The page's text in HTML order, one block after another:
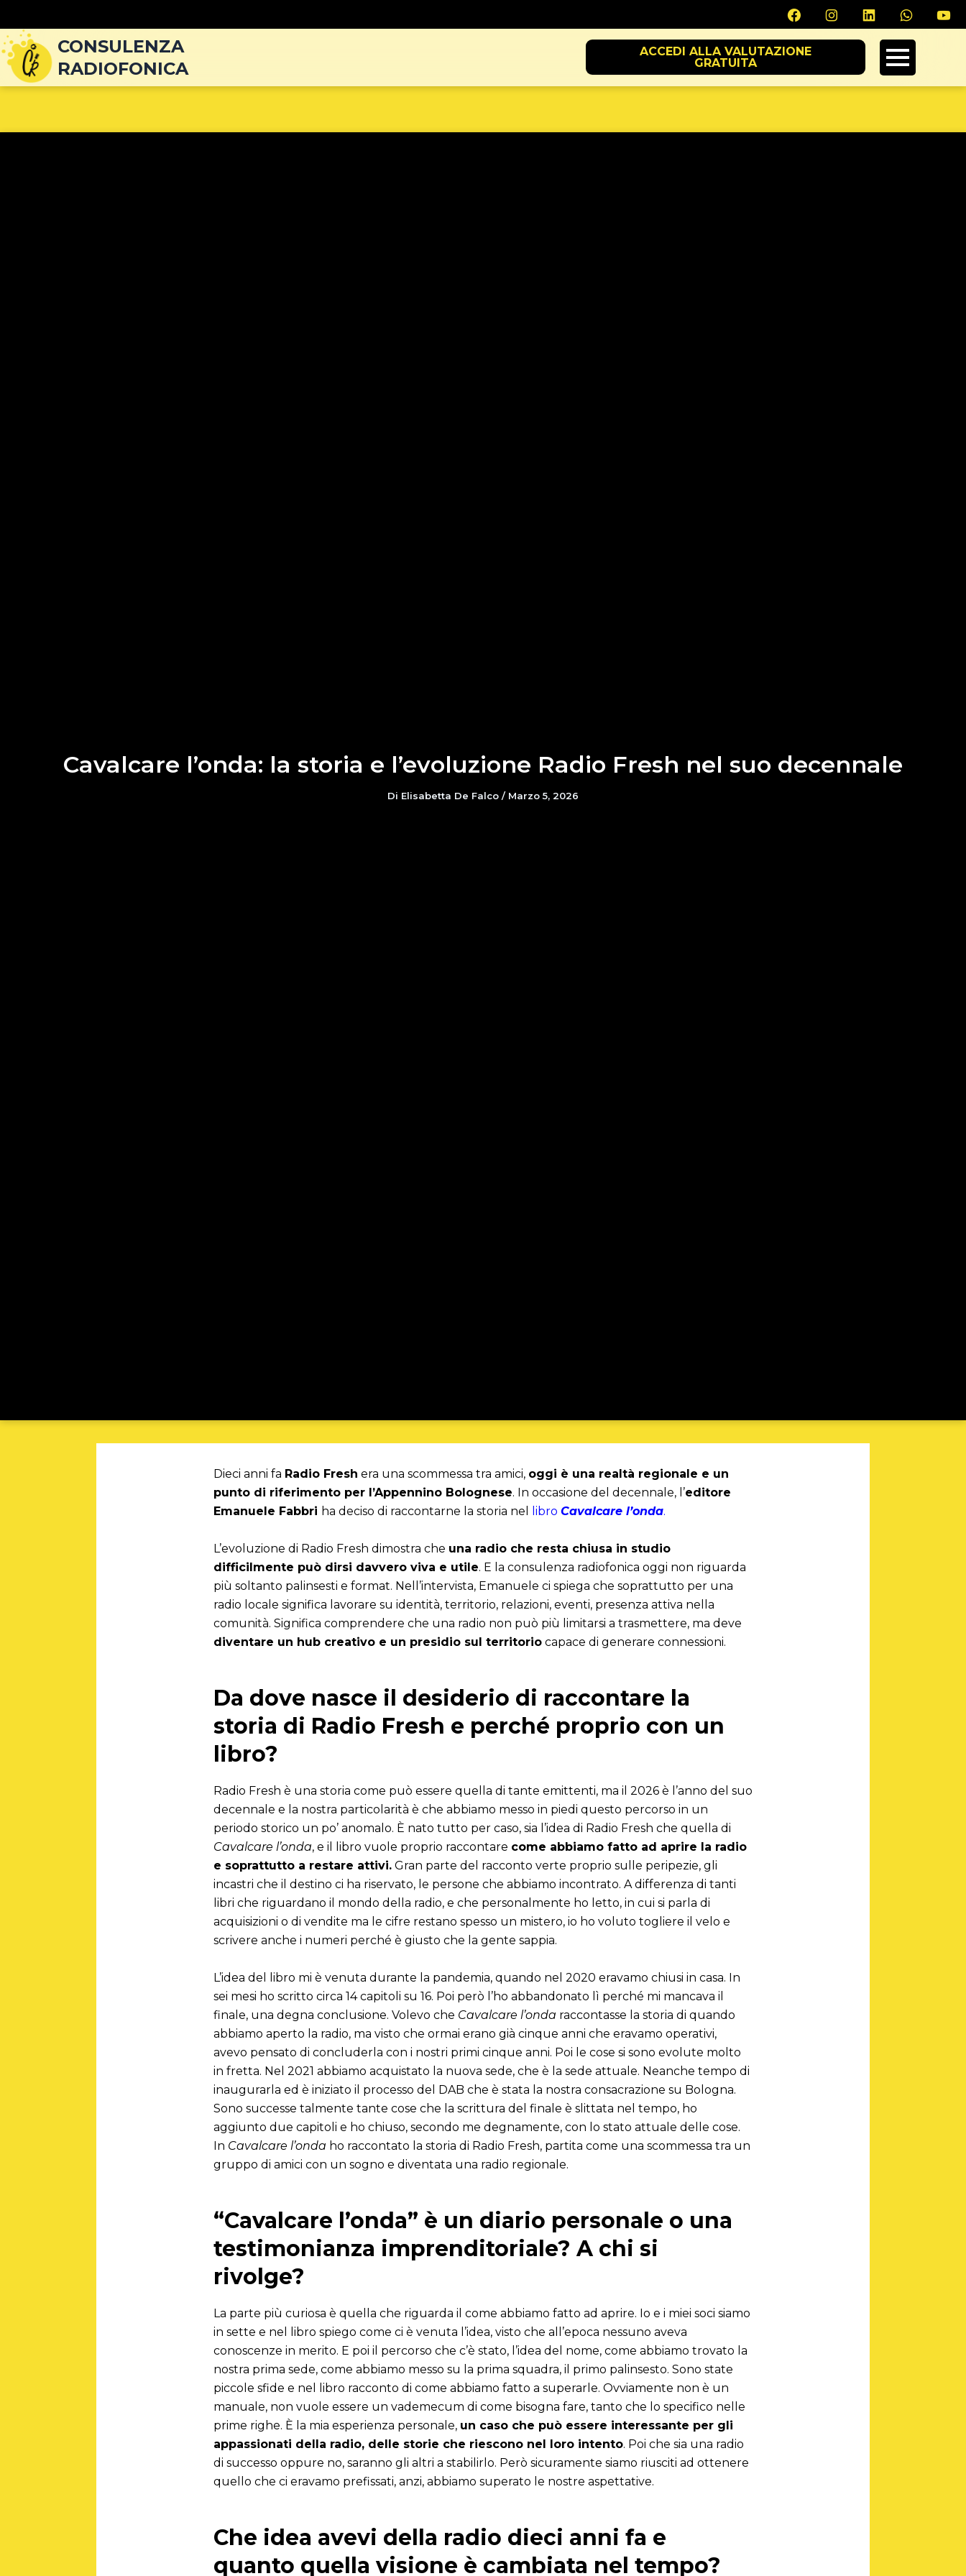
CONSULENZA
RADIOFONICA
ACCEDI ALLA VALUTAZIONE
GRATUITA
Cavalcare l’onda: la storia e l’evoluzione Radio Fresh nel suo decennale
Di Elisabetta De Falco / Marzo 5, 2026
Dieci anni fa Radio Fresh era una scommessa tra amici, oggi è una realtà regionale e un
punto di riferimento per l’Appennino Bolognese. In occasione del decennale, l’editore
Emanuele Fabbri ha deciso di raccontarne la storia nel libro Cavalcare l’onda.
L’evoluzione di Radio Fresh dimostra che una radio che resta chiusa in studio
difficilmente può dirsi davvero viva e utile. E la consulenza radiofonica oggi non riguarda
più soltanto palinsesti e format. Nell’intervista, Emanuele ci spiega che soprattutto per una
radio locale significa lavorare su identità, territorio, relazioni, eventi, presenza attiva nella
comunità. Significa comprendere che una radio non può più limitarsi a trasmettere, ma deve
diventare un hub creativo e un presidio sul territorio capace di generare connessioni.
Da dove nasce il desiderio di raccontare la
storia di Radio Fresh e perché proprio con un
libro?
Radio Fresh è una storia come può essere quella di tante emittenti, ma il 2026 è l’anno del suo
decennale e la nostra particolarità è che abbiamo messo in piedi questo percorso in un
periodo storico un po’ anomalo. È nato tutto per caso, sia l’idea di Radio Fresh che quella di
Cavalcare l’onda, e il libro vuole proprio raccontare come abbiamo fatto ad aprire la radio
e soprattutto a restare attivi. Gran parte del racconto verte proprio sulle peripezie, gli
incastri che il destino ci ha riservato, le persone che abbiamo incontrato. A differenza di tanti
libri che riguardano il mondo della radio, e che personalmente ho letto, in cui si parla di
acquisizioni o di vendite ma le cifre restano spesso un mistero, io ho voluto togliere il velo e
scrivere anche i numeri perché è giusto che la gente sappia.
L’idea del libro mi è venuta durante la pandemia, quando nel 2020 eravamo chiusi in casa. In
sei mesi ho scritto circa 14 capitoli su 16. Poi però l’ho abbandonato lì perché mi mancava il
finale, una degna conclusione. Volevo che Cavalcare l’onda raccontasse la storia di quando
abbiamo aperto la radio, ma visto che ormai erano già cinque anni che eravamo operativi,
avevo pensato di concluderla con i nostri primi cinque anni. Poi le cose si sono evolute molto
in fretta. Nel 2021 abbiamo acquistato la nuova sede, che è la sede attuale. Neanche tempo di
inaugurarla ed è iniziato il processo del DAB che è stata la nostra consacrazione su Bologna.
Sono successe talmente tante cose che la scrittura del finale è slittata nel tempo, ho
aggiunto due capitoli e ho chiuso, secondo me degnamente, con lo stato attuale delle cose.
In Cavalcare l’onda ho raccontato la storia di Radio Fresh, partita come una scommessa tra un
gruppo di amici con un sogno e diventata una radio regionale.
“Cavalcare l’onda” è un diario personale o una
testimonianza imprenditoriale? A chi si
rivolge?
La parte più curiosa è quella che riguarda il come abbiamo fatto ad aprire. Io e i miei soci siamo
in sette e nel libro spiego come ci è venuta l’idea, visto che all’epoca nessuno aveva
conoscenze in merito. E poi il percorso che c’è stato, l’idea del nome, come abbiamo trovato la
nostra prima sede, come abbiamo messo su la prima squadra, il primo palinsesto. Sono state
piccole sfide e nel libro racconto di come abbiamo fatto a superarle. Ovviamente non è un
manuale, non vuole essere un vademecum di come bisogna fare, tanto che lo specifico nelle
prime righe. È la mia esperienza personale, un caso che può essere interessante per gli
appassionati della radio, delle storie che riescono nel loro intento. Poi che sia una radio
di successo oppure no, saranno gli altri a stabilirlo. Però sicuramente siamo riusciti ad ottenere
quello che ci eravamo prefissati, anzi, abbiamo superato le nostre aspettative.
Che idea avevi della radio dieci anni fa e
quanto quella visione è cambiata nel tempo?
articoli